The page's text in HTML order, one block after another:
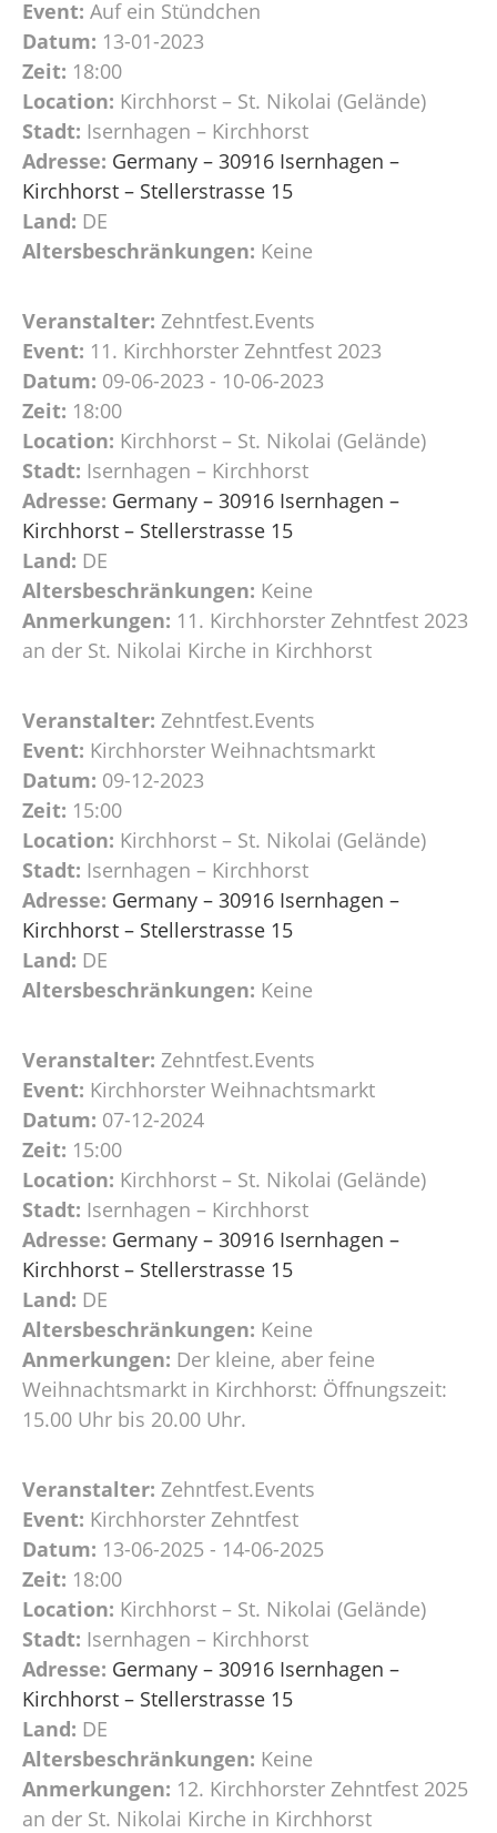
Event: Auf ein Stündchen
Datum: 13-01-2023
Zeit: 18:00
Location: Kirchhorst – St. Nikolai (Gelände)
Stadt: Isernhagen – Kirchhorst
Adresse: Germany – 30916 Isernhagen –
Kirchhorst – Stellerstrasse 15
Land: DE
Altersbeschränkungen: Keine
Veranstalter: Zehntfest.Events
Event: 11. Kirchhorster Zehntfest 2023
Datum: 09-06-2023 - 10-06-2023
Zeit: 18:00
Location: Kirchhorst – St. Nikolai (Gelände)
Stadt: Isernhagen – Kirchhorst
Adresse: Germany – 30916 Isernhagen –
Kirchhorst – Stellerstrasse 15
Land: DE
Altersbeschränkungen: Keine
Anmerkungen: 11. Kirchhorster Zehntfest 2023
an der St. Nikolai Kirche in Kirchhorst
Veranstalter: Zehntfest.Events
Event: Kirchhorster Weihnachtsmarkt
Datum: 09-12-2023
Zeit: 15:00
Location: Kirchhorst – St. Nikolai (Gelände)
Stadt: Isernhagen – Kirchhorst
Adresse: Germany – 30916 Isernhagen –
Kirchhorst – Stellerstrasse 15
Land: DE
Altersbeschränkungen: Keine
Veranstalter: Zehntfest.Events
Event: Kirchhorster Weihnachtsmarkt
Datum: 07-12-2024
Zeit: 15:00
Location: Kirchhorst – St. Nikolai (Gelände)
Stadt: Isernhagen – Kirchhorst
Adresse: Germany – 30916 Isernhagen –
Kirchhorst – Stellerstrasse 15
Land: DE
Altersbeschränkungen: Keine
Anmerkungen: Der kleine, aber feine
Weihnachtsmarkt in Kirchhorst: Öffnungszeit:
15.00 Uhr bis 20.00 Uhr.
Veranstalter: Zehntfest.Events
Event: Kirchhorster Zehntfest
Datum: 13-06-2025 - 14-06-2025
Zeit: 18:00
Location: Kirchhorst – St. Nikolai (Gelände)
Stadt: Isernhagen – Kirchhorst
Adresse: Germany – 30916 Isernhagen –
Kirchhorst – Stellerstrasse 15
Land: DE
Altersbeschränkungen: Keine
Anmerkungen: 12. Kirchhorster Zehntfest 2025
an der St. Nikolai Kirche in Kirchhorst